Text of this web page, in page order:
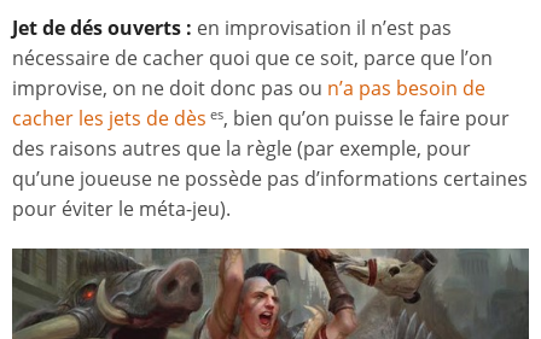
Jet de dés ouverts : en improvisation il n’est pas
nécessaire de cacher quoi que ce soit, parce que l’on
improvise, on ne doit donc pas ou n’a pas besoin de
cacher les jets de dès es, bien qu’on puisse le faire pour
des raisons autres que la règle (par exemple, pour
qu’une joueuse ne possède pas d’informations certaines
pour éviter le méta-jeu).